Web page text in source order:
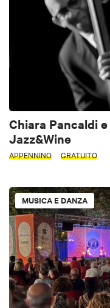
Chiara Pancaldi
Jazz&Wine
APPENNINO GRATUITO
MUSICA E DANZA